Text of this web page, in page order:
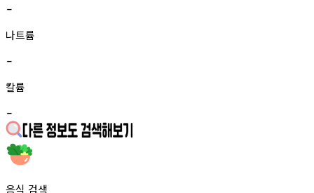
-
나트륨
-
칼륨
-
음식 검색